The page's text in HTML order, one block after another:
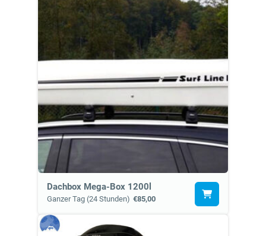
Dachbox Mega-Box 1200l
Ganzer Tag (24 Stunden) €85,00